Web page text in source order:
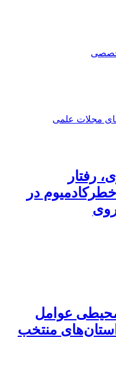
مجلات علمی
رفتار
در
عوامل
استان‌های منتخب